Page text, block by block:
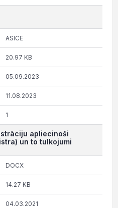
ASICE
20.97 KB
05.09.2023
11.08.2023
1
apliecinoši
un to tulkojumi
DOCX
14.27 KB
04.03.2021